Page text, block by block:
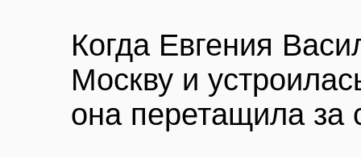
Когда Евгения
Москву и
она перетащила за